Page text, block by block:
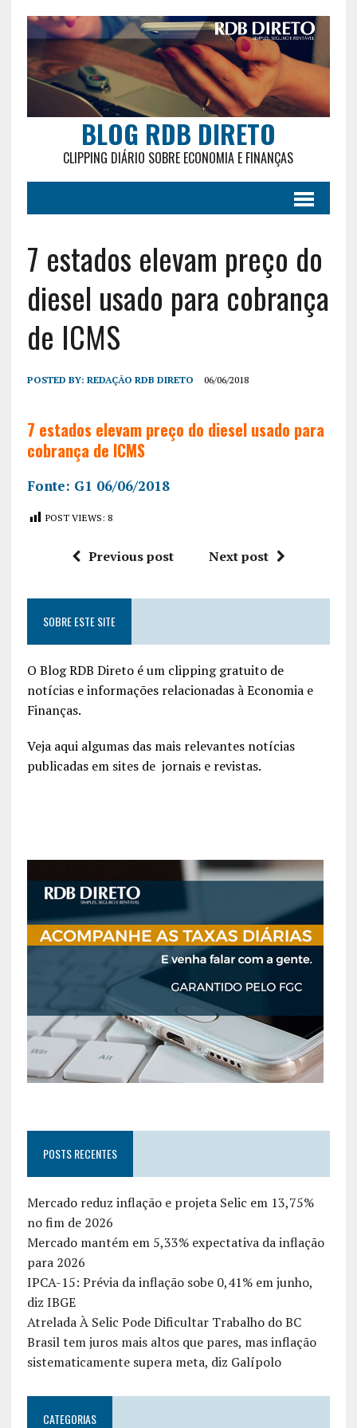
BLOG RDB DIRETO
CLIPPING DIÁRIO SOBRE ECONOMIA E FINANÇAS
7 estados elevam preço do
diesel usado para cobrança
de ICMS
POSTED BY: REDAÇÃO RDB DIRETO 06/06/2018
7 estados elevam preço do diesel usado para
cobrança de ICMS
Fonte: G1 06/06/2018
POST VIEWS: 8
Previous post Next post
SOBRE ESTE SITE
O Blog RDB Direto é um clipping gratuito de
notícias e informações relacionadas à Economia e
Finanças.
Veja aqui algumas das mais relevantes notícias
publicadas em sites de jornais e revistas.
POSTS RECENTES
Mercado reduz inflação e projeta Selic em 13,75%
no fim de 2026
Mercado mantém em 5,33% expectativa da inflação
para 2026
IPCA-15: Prévia da inflação sobe 0,41% em junho,
diz IBGE
Atrelada À Selic Pode Dificultar Trabalho do BC
Brasil tem juros mais altos que pares, mas inflação
sistematicamente supera meta, diz Galípolo
CATEGORIAS